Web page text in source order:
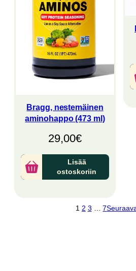
Bragg, nestemäinen
aminohappo (473 ml)
29,00€
Lisää
ostoskoriin
1 2 3 7